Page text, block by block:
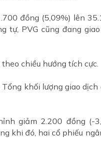
đồng (5,09%) lên
tự, PVG cũng đang
chiều hướng tích cực.
khối lượng giao
giảm 2.200 đồng (-
khi đó, hai cổ phiếu